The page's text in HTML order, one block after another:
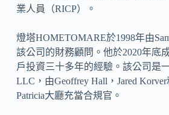
業人員（RICP）。
燈塔HOMETOMARE於1998年由
該公司的財務顧問。他於2020年底
戶投資三十多年的經驗。該公司是
LLC，由Geoffrey Hall，Jared Korver
Patricia大廳充當合規官。